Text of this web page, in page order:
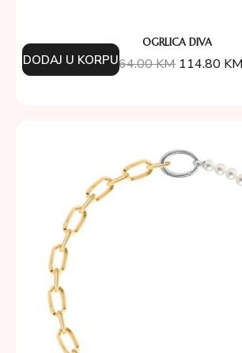
OGRLICA DIVA
164.00KM 114.80 KM
DODAJ U KORPU